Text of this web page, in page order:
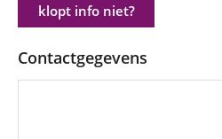
klopt info niet?
Contactgegevens